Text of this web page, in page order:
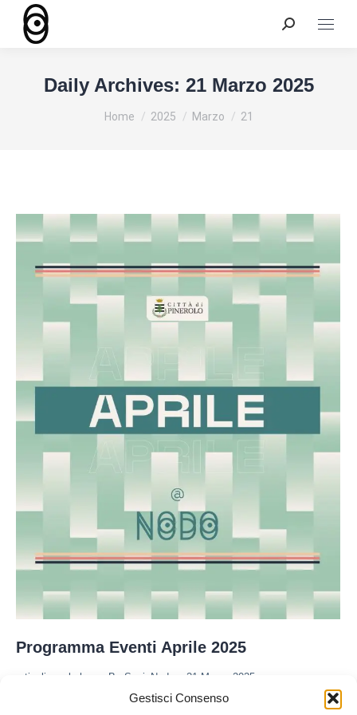
Gestisci Consenso
Search:
Daily Archives: 21 Marzo 2025
You are here:
Home 2025 Marzo 21
Programma Eventi Aprile 2025
articoli workshop By Sepi_Nodo
21 Marzo 2025